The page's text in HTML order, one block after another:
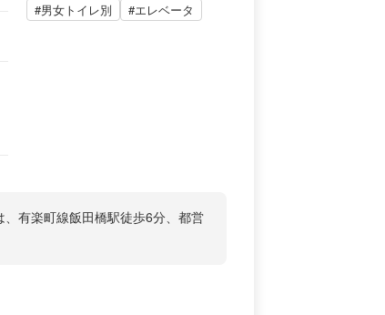
#男女トイレ別
#エレベータ
有楽町線飯田橋駅徒歩6分、都営